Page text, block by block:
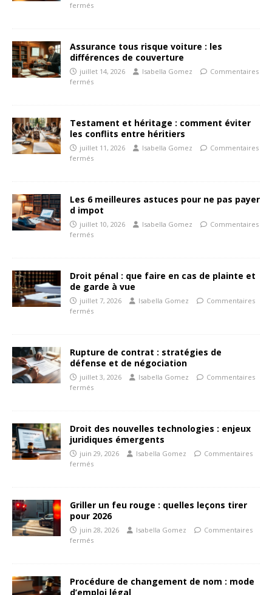
fermés
Assurance tous risque voiture : les
différences de couverture
juillet 14, 2026 Isabella Gomez
Commentaires
fermés
Testament et héritage : comment éviter
les conflits entre héritiers
juillet 11, 2026 Isabella Gomez
Commentaires
fermés
Les 6 meilleures astuces pour ne pas payer
d impot
juillet 10, 2026 Isabella Gomez
Commentaires
fermés
Droit pénal : que faire en cas de plainte et
de garde à vue
juillet 7, 2026 Isabella Gomez
Commentaires
fermés
Rupture de contrat : stratégies de
défense et de négociation
juillet 3, 2026 Isabella Gomez
Commentaires
fermés
Droit des nouvelles technologies : enjeux
juridiques émergents
juin 29, 2026 Isabella Gomez
Commentaires
fermés
Griller un feu rouge : quelles leçons tirer
pour 2026
juin 28, 2026 Isabella Gomez
Commentaires
fermés
Procédure de changement de nom : mode
d’emploi légal